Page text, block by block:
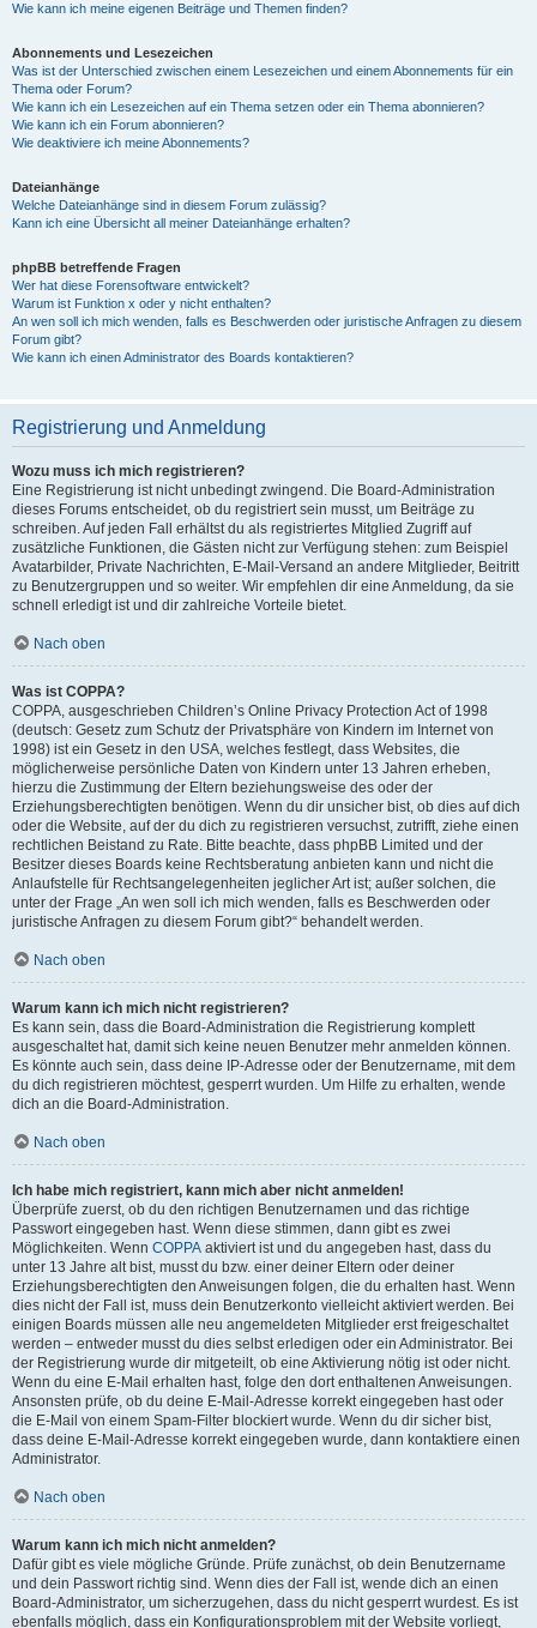
Wie kann ich meine eigenen Beiträge und Themen finden?
Abonnements und Lesezeichen
Was ist der Unterschied zwischen einem Lesezeichen und einem Abonnements für ein
Thema oder Forum?
Wie kann ich ein Lesezeichen auf ein Thema setzen oder ein Thema abonnieren?
Wie kann ich ein Forum abonnieren?
Wie deaktiviere ich meine Abonnements?
Dateianhänge
Welche Dateianhänge sind in diesem Forum zulässig?
Kann ich eine Übersicht all meiner Dateianhänge erhalten?
phpBB betreffende Fragen
Wer hat diese Forensoftware entwickelt?
Warum ist Funktion x oder y nicht enthalten?
An wen soll ich mich wenden, falls es Beschwerden oder juristische Anfragen zu diesem
Forum gibt?
Wie kann ich einen Administrator des Boards kontaktieren?
Registrierung und Anmeldung
Wozu muss ich mich registrieren?
Eine Registrierung ist nicht unbedingt zwingend. Die Board-Administration
dieses Forums entscheidet, ob du registriert sein musst, um Beiträge zu
schreiben. Auf jeden Fall erhältst du als registriertes Mitglied Zugriff auf
zusätzliche Funktionen, die Gästen nicht zur Verfügung stehen: zum Beispiel
Avatarbilder, Private Nachrichten, E-Mail-Versand an andere Mitglieder, Beitritt
zu Benutzergruppen und so weiter. Wir empfehlen dir eine Anmeldung, da sie
schnell erledigt ist und dir zahlreiche Vorteile bietet.
Nach oben
Was ist COPPA?
COPPA, ausgeschrieben Children’s Online Privacy Protection Act of 1998
(deutsch: Gesetz zum Schutz der Privatsphäre von Kindern im Internet von
1998) ist ein Gesetz in den USA, welches festlegt, dass Websites, die
möglicherweise persönliche Daten von Kindern unter 13 Jahren erheben,
hierzu die Zustimmung der Eltern beziehungsweise des oder der
Erziehungsberechtigten benötigen. Wenn du dir unsicher bist, ob dies auf dich
oder die Website, auf der du dich zu registrieren versuchst, zutrifft, ziehe einen
rechtlichen Beistand zu Rate. Bitte beachte, dass phpBB Limited und der
Besitzer dieses Boards keine Rechtsberatung anbieten kann und nicht die
Anlaufstelle für Rechtsangelegenheiten jeglicher Art ist; außer solchen, die
unter der Frage „An wen soll ich mich wenden, falls es Beschwerden oder
juristische Anfragen zu diesem Forum gibt?“ behandelt werden.
Nach oben
Warum kann ich mich nicht registrieren?
Es kann sein, dass die Board-Administration die Registrierung komplett
ausgeschaltet hat, damit sich keine neuen Benutzer mehr anmelden können.
Es könnte auch sein, dass deine IP-Adresse oder der Benutzername, mit dem
du dich registrieren möchtest, gesperrt wurden. Um Hilfe zu erhalten, wende
dich an die Board-Administration.
Nach oben
Ich habe mich registriert, kann mich aber nicht anmelden!
Überprüfe zuerst, ob du den richtigen Benutzernamen und das richtige
Passwort eingegeben hast. Wenn diese stimmen, dann gibt es zwei
Möglichkeiten. Wenn COPPA aktiviert ist und du angegeben hast, dass du
unter 13 Jahre alt bist, musst du bzw. einer deiner Eltern oder deiner
Erziehungsberechtigten den Anweisungen folgen, die du erhalten hast. Wenn
dies nicht der Fall ist, muss dein Benutzerkonto vielleicht aktiviert werden. Bei
einigen Boards müssen alle neu angemeldeten Mitglieder erst freigeschaltet
werden – entweder musst du dies selbst erledigen oder ein Administrator. Bei
der Registrierung wurde dir mitgeteilt, ob eine Aktivierung nötig ist oder nicht.
Wenn du eine E-Mail erhalten hast, folge den dort enthaltenen Anweisungen.
Ansonsten prüfe, ob du deine E-Mail-Adresse korrekt eingegeben hast oder
die E-Mail von einem Spam-Filter blockiert wurde. Wenn du dir sicher bist,
dass deine E-Mail-Adresse korrekt eingegeben wurde, dann kontaktiere einen
Administrator.
Nach oben
Warum kann ich mich nicht anmelden?
Dafür gibt es viele mögliche Gründe. Prüfe zunächst, ob dein Benutzername
und dein Passwort richtig sind. Wenn dies der Fall ist, wende dich an einen
Board-Administrator, um sicherzugehen, dass du nicht gesperrt wurdest. Es ist
ebenfalls möglich, dass ein Konfigurationsproblem mit der Website vorliegt,